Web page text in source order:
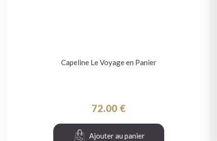
Capeline Le Voyage en Panier
72.00 €
Ajouter au panier